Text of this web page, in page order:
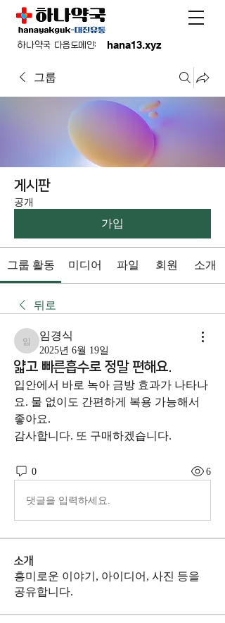
hana13.xyz
하나약국 다음도메인:
그룹
게시판
공개
가입
그룹 활동 미디어 파일 회원 소개
뒤로
임경식
임경식
2025년 6월 19일
얇고 빠른흡수로 정말 편해요.
입안에서 바로 녹아 금방 효과가 나타나
요. 물 없이도 간편하게 복용 가능해서
좋아요.
감사합니다. 또 구매하겠습니다.
0 6
댓글을 입력하세요.
소개
흥미로운 이야기, 아이디어, 사진 등을
공유합니다.